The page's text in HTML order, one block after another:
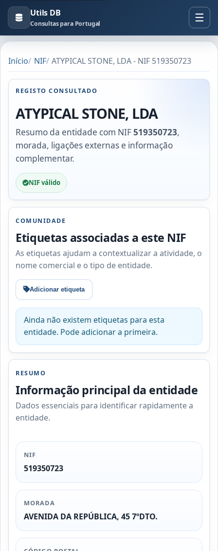
Utils DB
Consultas para Portugal
Início NIF ATYPICAL STONE, LDA - NIF 519350723
REGISTO CONSULTADO
ATYPICAL STONE, LDA
Resumo da entidade com NIF519350723,
morada, ligações externas e informação
complementar.
NIF válido
COMUNIDADE
Etiquetas associadas a este NIF
As etiquetas ajudam a contextualizar a atividade, o
nome comercial e o tipo de entidade.
Adicionar etiqueta
Ainda não existem etiquetas para esta
entidade. Pode adicionar a primeira.
RESUMO
Informação principal da entidade
Dados essenciais para identificar rapidamente a
entidade.
NIF
519350723
MORADA
AVENIDA DA REPÚBLICA, 45 7ºDTO.